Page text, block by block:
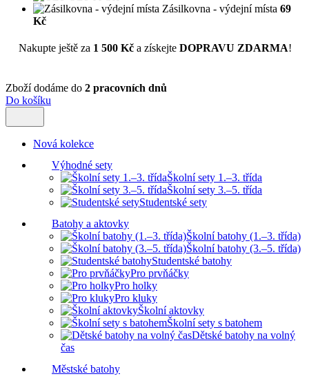
Zásilkovna - výdejní místa 69
Kč
Nakupte ještě za 1 500 Kč a získejte DOPRAVU ZDARMA!
Zboží dodáme do 2 pracovních dnů
Do košíku
Nová kolekce
Výhodné sety
Školní sety 1.–3. třída
Školní sety 3.–5. třída
Studentské sety
Batohy a aktovky
Školní batohy (1.–3. třída)
Školní batohy (3.–5. třída)
Studentské batohy
Pro prvňáčky
Pro holky
Pro kluky
Školní aktovky
Školní sety s batohem
Dětské batohy na volný
čas
Městské batohy